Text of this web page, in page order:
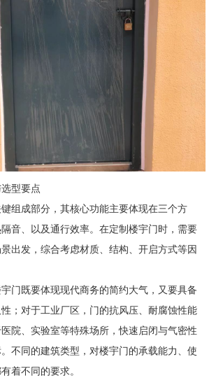
型要点
组成部分，其核心功能主要体现在三个方
音、以及通行效率。在定制楼宇门时，需要
出发，综合考虑材质、结构、开启方式等因
门既要体现现代商务的简约大气，又要具备
；对于工业厂区，门的抗风压、耐腐蚀性能
院、实验室等特殊场所，快速启闭与气密性
不同的建筑类型，对楼宇门的承载能力、使
着不同的要求。